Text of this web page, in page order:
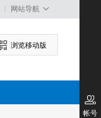
网站导航
浏览移动版
帐号